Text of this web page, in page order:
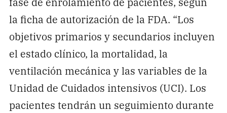
la ficha de autorización de la FDA. “Los
objetivos primarios y secundarios incluyen
el estado clínico, la mortalidad, la
ventilación mecánica y las variables de la
Unidad de Cuidados intensivos (UCI). Los
pacientes tendrán un seguimiento durante